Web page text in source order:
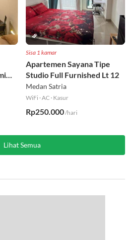
Sisa 1 kamar
Apartemen Sayana Tipe
Studio Full Furnished Lt 12
Medan Satria
WiFi ·AC · Kasur
Rp250.000/hari
Lihat Semua